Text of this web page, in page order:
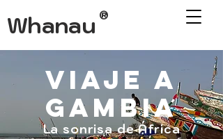
Whanau ®
Viaje a
Gambia
La sonrisa de África